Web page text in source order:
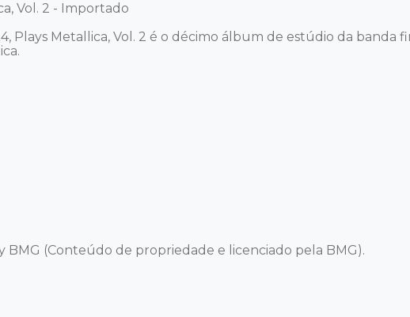
Vol. 2 - Importado
Plays Metallica, Vol. 2 é o décimo álbum de estúdio da banda
(Conteúdo de propriedade e licenciado pela BMG).